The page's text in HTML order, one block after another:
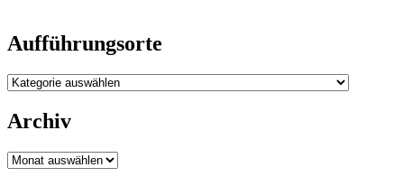
Aufführungsorte
Aufführungsorte
Archiv
Archiv